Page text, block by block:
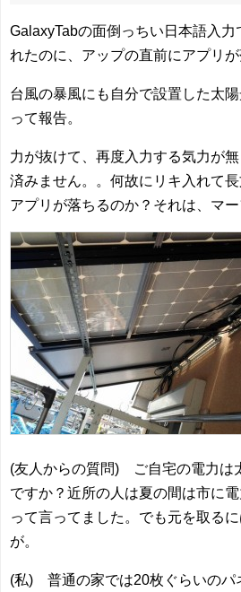
GalaxyTabの面倒っちい日本語入力
れたのに、アップの直前にアプリが
台風の暴風にも自分で設置した太
って報告。
力が抜けて、再度入力する気力が
済みません。。何故にリキ入れて
アプリが落ちるのか？それは、マ
(友人からの質問) ご自宅の電力は
ですか？近所の人は夏の間は市に
って言ってました。でも元を取る
が。
(私) 普通の家では20枚ぐらいのパ